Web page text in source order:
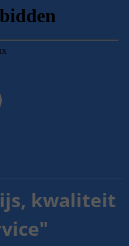
kwaliteit
"